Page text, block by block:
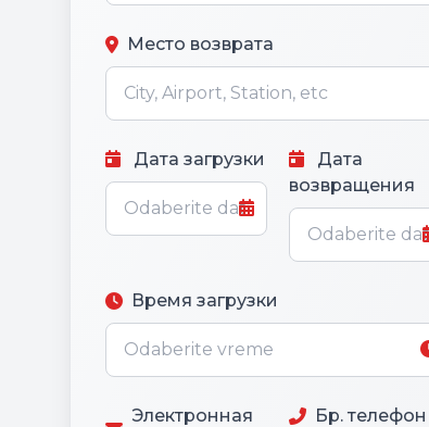
Место возврата
Дата загрузки
Дата
возвращения
Время загрузки
Электронная
Бр. телефон